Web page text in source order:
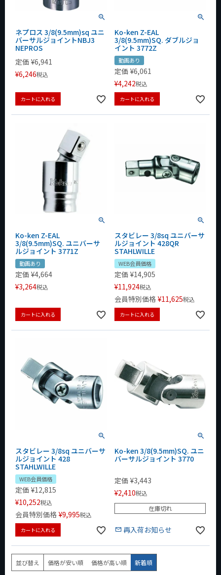
ネプロス 3/8(9.5mm)sq ユニ
バーサルジョイントNBJ3
NEPROS
定価 ¥6,941
¥6,246税込
カートに入れる
Ko-ken Z-EAL
3/8(9.5mm)SQ. ダブルジョ
イント 3772Z
動画あり
定価 ¥6,061
¥4,242税込
カートに入れる
Ko-ken Z-EAL
3/8(9.5mm)SQ. ユニバーサ
ルジョイント 3771Z
動画あり
定価 ¥4,664
¥3,264税込
カートに入れる
スタビレー 3/8sq ユニバーサ
ルジョイント 428QR
STAHLWILLE
WEB会員価格
定価 ¥14,905
¥11,924税込
会員特別価格 ¥11,625税込
カートに入れる
スタビレー 3/8sq ユニバーサ
ルジョイント 428
STAHLWILLE
WEB会員価格
定価 ¥12,815
¥10,252税込
会員特別価格 ¥9,995税込
カートに入れる
Ko-ken 3/8(9.5mm)SQ. ユニ
バーサルジョイント 3770
定価 ¥3,443
¥2,410税込
在庫切れ
再入荷お知らせ
並び替え 価格が安い順 価格が高い順 新着順